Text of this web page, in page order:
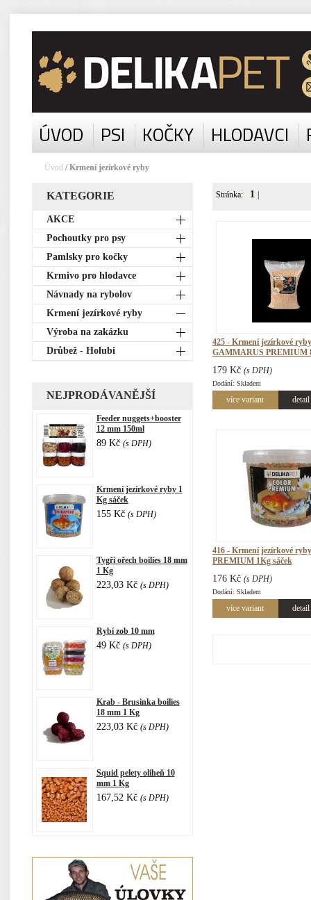
ÚVOD PSI KOČKY HLODAVCI
Úvod / Krmení jezírkové ryby
KATEGORIE
AKCE
Pochoutky pro psy
Pamlsky pro kočky
Krmivo pro hlodavce
Návnady na rybolov
Krmení jezírkové ryby
Výroba na zakázku
Drůbež - Holubi
NEJPRODÁVANĚJŠÍ
Feeder nuggets+booster
12 mm 150ml
89 Kč (s DPH)
Krmení jezírkové ryby 1
Kg sáček
155 Kč (s DPH)
Tygří ořech boilies 18 mm
1 Kg
223,03 Kč (s DPH)
Rybí zob 10 mm
49 Kč (s DPH)
Krab - Brusinka boilies
18 mm 1 Kg
223,03 Kč (s DPH)
Squid pelety oliheň 10
mm 1 Kg
167,52 Kč (s DPH)
Stránka: 1
425 - Krmení jezírkové ryby
GAMMARUS PREMIUM
179 Kč (s DPH)
Dodání: Skladem
více variant detail
416 - Krmení jezírkové
PREMIUM 1Kg sáček
176 Kč (s DPH)
Dodání: Skladem
více variant detail